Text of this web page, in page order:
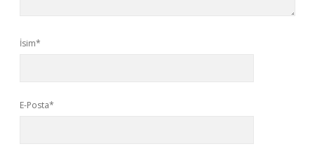
İsim*
E-Posta*